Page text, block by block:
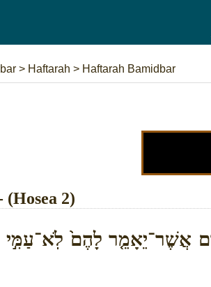
> Haftarah > Haftarah Bamidbar
2)
אֲשֶׁר־יֵאָמֵ֤ר לָהֶם֙